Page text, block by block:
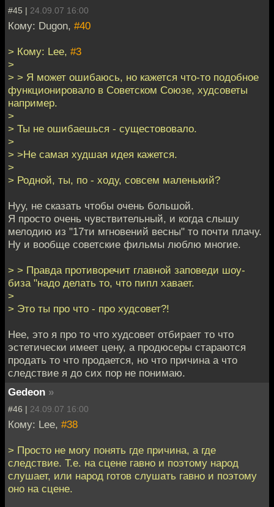
#45 | 24.09.07 16:00
Кому: Dugon, #40
> Кому: Lee, #3
>
> > Я может ошибаюсь, но кажется что-то подобное
функционировало в Советском Союзе, худсоветы
например.
>
> Ты не ошибаешься - сущестововало.
>
> >Не самая худшая идея кажется.
>
> Родной, ты, по - ходу, совсем маленький?
Нуу, не сказать чтобы очень большой.
Я просто очень чувствительный, и когда слышу
мелодию из "17ти мгновений весны" то почти плачу.
Ну и вообще советские фильмы люблю многие.
> > Правда противоречит главной заповеди шоу-
биза "надо делать то, что пипл хавает.
>
> Это ты про что - про худсовет?!
Нее, это я про то что худсовет отбирает то что
эстетически имеет цену, а продюсеры стараются
продать то что продается, но что причина а что
следствие я до сих пор не понимаю.
Gedeon »
#46 | 24.09.07 16:00
Кому: Lee, #38
> Просто не могу понять где причина, а где
следствие. Т.е. на сцене гавно и поэтому народ
слушает, или народ готов слушать гавно и поэтому
оно на сцене.